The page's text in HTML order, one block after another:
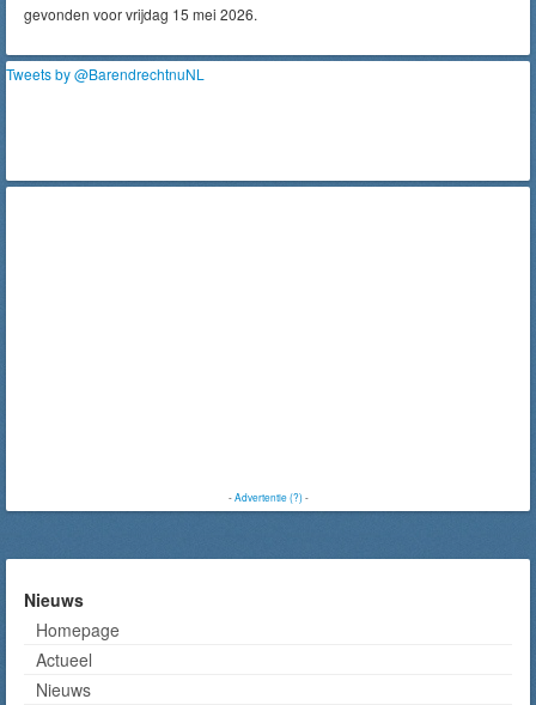
gevonden voor vrijdag 15 mei 2026.
Tweets by @BarendrechtnuNL
-Advertentie (?)-
Nieuws
Homepage
Actueel
Nieuws